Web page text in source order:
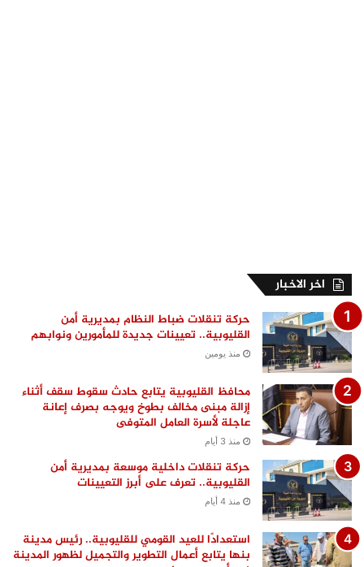
اخر الاخبار
حركة تنقلات ضباط النظام بمديرية أمن
القليوبية.. تعيينات جديدة للمأمورين ونوابهم
منذ يومين
محافظ القليوبية يتابع حادث سقوط سقف أثناء
إزالة مبنى مخالف بطوخ ويوجه بصرف إعانة
عاجلة لأسرة العامل المتوفى
منذ 3 أيام
حركة تنقلات داخلية موسعة بمديرية أمن
القليوبية.. تعرف على أبرز التعيينات
منذ 4 أيام
استعدادًا للعيد القومي للقليوبية.. رئيس مدينة
بنها يتابع أعمال التطوير والتجميل لظهور المدينة